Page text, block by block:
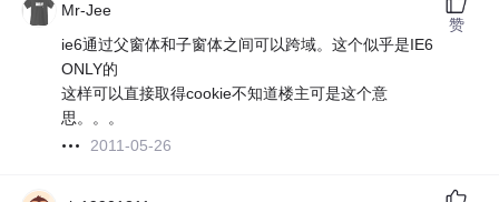
Mr-Jee
ie6通过父窗体和子窗体之间可以跨域。这个似乎是IE6
ONLY的
这样可以直接取得cookie不知道楼主可是这个意
思。。。
2011-05-26
赞